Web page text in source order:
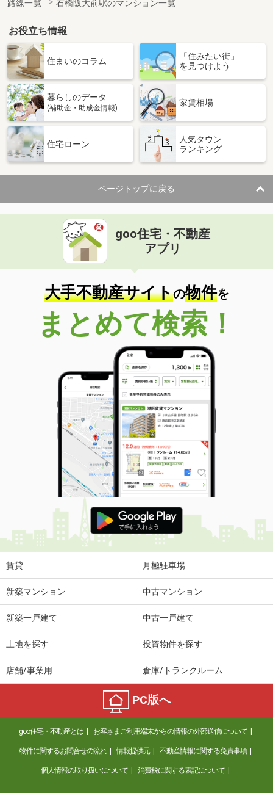
路線一覧
石橋阪大前駅のマンション一覧
お役立ち情報
住まいのコラム
「住みたい街」
を見つけよう
暮らしのデータ
(補助金・助成金情報)
家賃相場
住宅ローン
人気タウン
ランキング
ページトップに戻る
goo住宅・不動産
アプリ
大手不動産サイトの物件を
まとめて検索！
賃貸 月極駐車場
新築マンション 中古マンション
新築一戸建て 中古一戸建て
土地を探す 投資物件を探す
店舗/事業用 倉庫/トランクルーム
PC版へ
goo住宅・不動産とは お客さまご利用端末からの情報の外部送信について
物件に関するお問合せの流れ 情報提供元 不動産情報に関する免責事項
個人情報の取り扱いについて 消費税に関する表記について